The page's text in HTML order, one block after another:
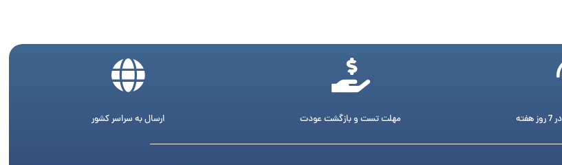
مهلت تست و بازگشت عودت ارسال به سراسر کشور